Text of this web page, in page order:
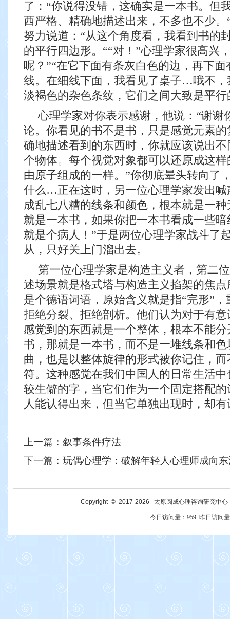
了：“你说得没错，这确实是一本书。但
西严格、精确地描述出来，不多也不少。
努力说道：“从这个角度看，我看到书的
的平行四边形。““对！”心理学家很高兴
呢？”“在它下面有条灰白色的边，再下
线。 在细线下面，我看见了桌子…哦不，
淡褐色的杂色条纹，它们之间大致是平行
心理学家对你表示感谢，他说：“谢谢
论。 你看见的书不是书，只是感觉元素
确地描述看到的东西时，你就应该说出
个物体。每个视觉对象都可以还原成这
由原子组成的一样。”你彻底晕头转向了
什么…正在这时，另一位心理学家发出
成乱七八糟的线条和颜色，根本就是一
就是一本书，如果你把一本书看成一些
就是个病人！”于是两位心理学家战斗了
从，只好关上门溜出去。
第一位心理学家是构造主义者，第二
述场景就是格式塔与构造主义掐架的焦点
是个德语词语，原始含义就是指“完形”，
拒绝分裂、拒绝剖析。他们认为对于有意
感觉到的东西就是一个整体，根本不能
书，那就是一本书，而不是一堆线条和
曲，也是以整体旋律的形式被你记住，
符。 这种感觉在我们中国人的日常生活
较生僻的字，当它们作为一个固定搭配
人能认得出来，但当它单独出现时，却
上一篇： 叙事条件疗法
下一篇： 玩偶心理学：破解年轻人心理师成向
Copyright © 2017-2026 太原圆成心理咨询研究中
今日访问量： 959 昨日访问